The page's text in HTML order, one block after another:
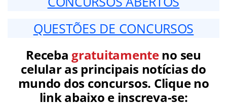
QUESTÕES DE CONCURSOS
Receba gratuitamenteno seu
celular as principais notícias do
mundo dos concursos. Clique no
link abaixo e inscreva-se: